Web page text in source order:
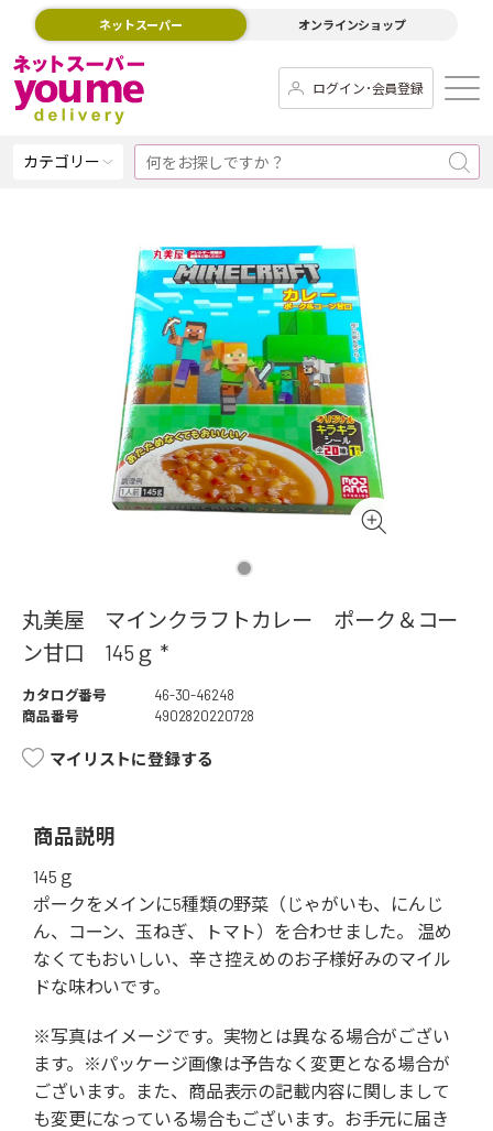
ネットスーパー オンラインショップ
ログイン･会員登録
カテゴリー
丸美屋 マインクラフトカレー ポーク＆コー
ン甘口 145ｇ *
カタログ番号
46-30-46248
商品番号
4902820220728
マイリストに登録する
商品説明
145ｇ
ポークをメインに5種類の野菜（じゃがいも、にんじ
ん、コーン、玉ねぎ、トマト）を合わせました。 温め
なくてもおいしい、辛さ控えめのお子様好みのマイル
ドな味わいです。
※写真はイメージです。実物とは異なる場合がござい
ます。※パッケージ画像は予告なく変更となる場合が
ございます。また、商品表示の記載内容に関しまして
も変更になっている場合もございます。お手元に届き